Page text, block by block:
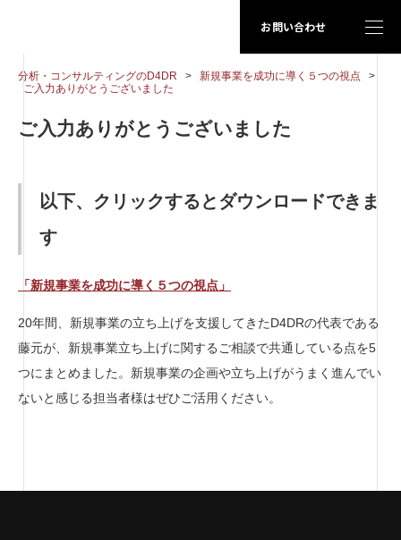
お問い合わせ
分析・コンサルティングのD4DR > 新規事業を成功に導く５つの視点
>
ご入力ありがとうございました
ご入力ありがとうございました
以下、クリックするとダウンロードできま
す
「新規事業を成功に導く５つの視点」
20年間、新規事業の立ち上げを支援してきたD4DRの代表である
藤元が、新規事業立ち上げに関するご相談で共通している点を5
つにまとめました。新規事業の企画や立ち上げがうまく進んでい
ないと感じる担当者様はぜひご活用ください。